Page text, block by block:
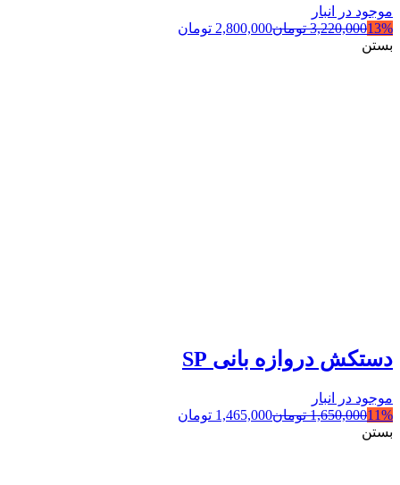
موجود در انبار
13%
3,220,000 تومان2,800,000 تومان
بستن
دستکش دروازه بانی SP
موجود در انبار
11%
1,650,000 تومان1,465,000 تومان
بستن